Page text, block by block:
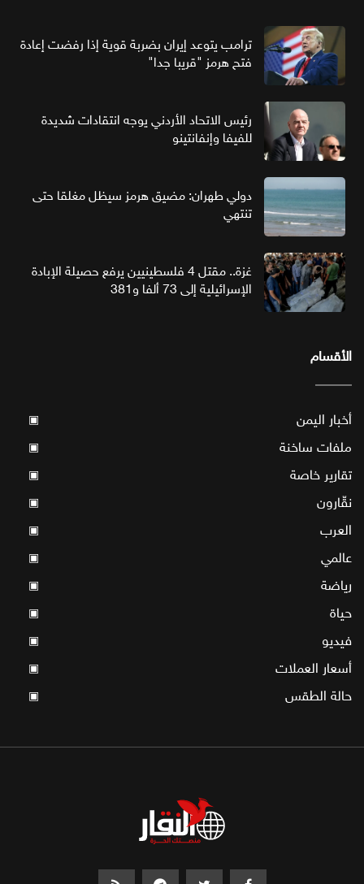
ترامب يتوعد إيران بضربة قوية إذا رفضت إعادة
فتح هرمز "قريبا جدا"
رئيس الاتحاد الأردني يوجه انتقادات شديدة
للفيفا وإنفانتينو
دولي طهران: مضيق هرمز سيظل مغلقا حتى
تنتهي
غزة.. مقتل 4 فلسطينيين يرفع حصيلة الإبادة
الإسرائيلية إلى 73 ألفا و381
الأقسام
أخبار اليمن ▣
ملفات ساخنة ▣
تقارير خاصة ▣
نقّارون ▣
العرب ▣
عالمي ▣
رياضة ▣
حياة ▣
فيديو ▣
أسعار العملات ▣
حالة الطقس ▣